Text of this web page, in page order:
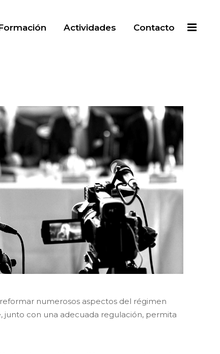
Actividades Contacto
numerosos aspectos del régimen
junto con una adecuada regulación, permita